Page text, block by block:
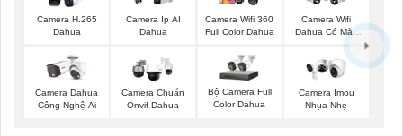
Camera H.265
Dahua
Camera Ip AI
Dahua
Camera Wifi 360
Full Color Dahua
Camera Wifi
Dahua Có Màu
Ban Đêm
Camera Dahua
Công Nghệ Ai
Camera Chuẩn
Onvif Dahua
Bộ Camera Full
Color Dahua
Camera Imou
Nhụa Nhẹ